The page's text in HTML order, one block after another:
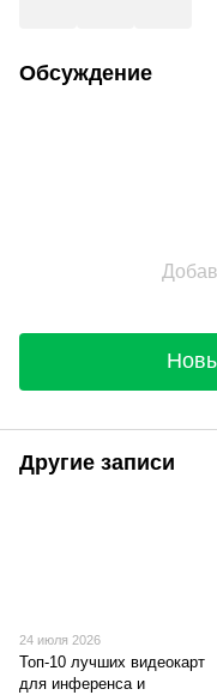
Обсуждение
Другие записи
24 июля 2026
Топ-10 лучших видеокарт
для инференса и